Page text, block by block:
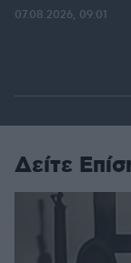
07.08.2026, 09:01
Δείτε